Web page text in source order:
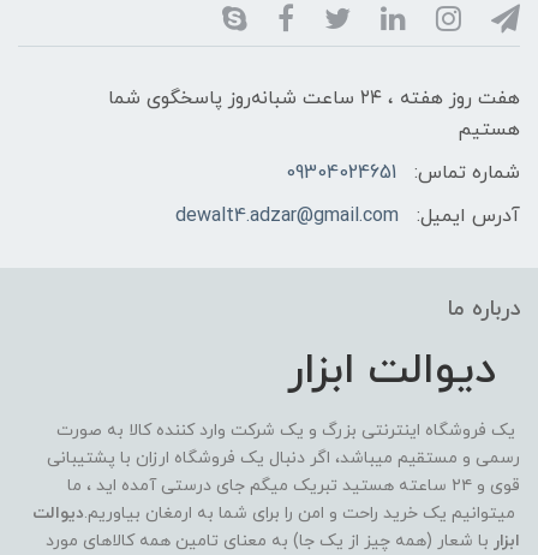
هفت روز هفته ، ۲۴ ساعت شبانه‌روز پاسخگوی شما
هستیم
شماره تماس:
09304024651
آدرس ایمیل:
dewalt4.adzar@gmail.com
درباره ما
دیوالت ابزار
یک فروشگاه اینترنتی بزرگ و یک شرکت وارد کننده کالا به صورت
رسمی و مستقیم میباشد، اگر دنبال یک فروشگاه ارزان با پشتیبانی
قوی و ۲۴ ساعته هستید تبریک میگم جای درستی آمده اید ، ما
میتوانیم یک خرید راحت و امن را برای شما به ارمغان بیاوریم.دیوالت
ابزار با شعار (همه چیز از یک جا) به معنای تامین همه کالاهای مورد